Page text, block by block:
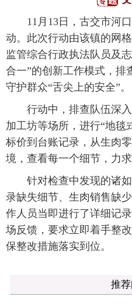
看天下 晋月读
太原日报 太原晚报
11月13日，古交市河口
动。此次行动由该镇的网
监管综合行政执法队员及
合一”的创新工作模式，排
守护群众“舌尖上的安全”。
行动中，排查队伍深入
加工坊等场所，进行“地毯
标价到台账记录，从生肉
境，查看每一个细节，力
针对检查中发现的诸如
录缺失细节、生肉销售缺
作人员当即进行了详细记
场反馈，要求立即着手整
保整改措施落实到位。
推